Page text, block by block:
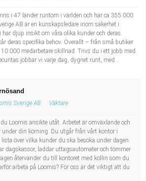
i 47 länder runtom i världen och har ca 355 000
AB är en kunskapsledare inom säkerhet i
har djup insikt om våra olika kunder och deras
deras specifika behov. Överallt – från små butiker
medarbetare skillnad. Trivs du i ett jobb med
jobbar vi varje dag, dygnet runt, med...
Sverige AB Väktare
Loomis ansikte utåt. Arbetet är omväxlande och
din körning. Du utgår från vårt kontor i
över vilka kunder du ska besöka under dagen.
dagskassor, laddar uttagsautomater och tömmer
återvänder du till kontoret med kollin som du
arbeta på Loomis? För oss är det viktigt att du